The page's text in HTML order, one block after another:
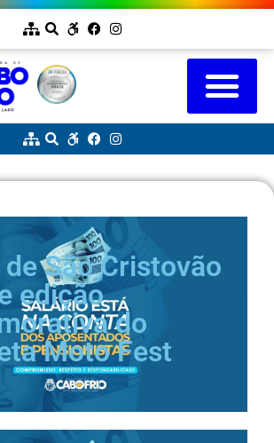
São Cristovão
edição
do
Moto Fest